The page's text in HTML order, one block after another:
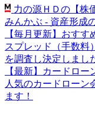
力の源ＨＤの【株
みんかぶ - 資産形成
【毎月更新】おすす
スプレッド（手数料
を調査し決定しまし
【最新】カードロ
人気のカードローン
ます！